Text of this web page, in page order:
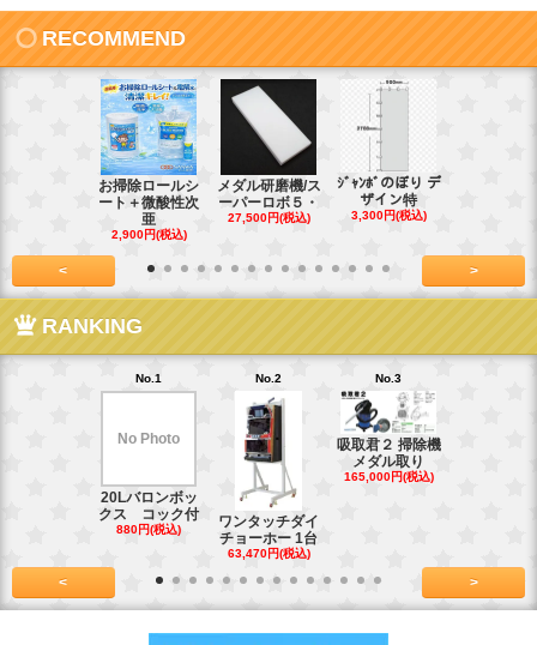
RECOMMEND
お掃除ロールシ
ート＋微酸性次
亜
2,900円(税込)
メダル研磨機/ス
ーパーロボ５・
27,500円(税込)
ｼﾞｬﾝﾎﾞのぼり デ
ザイン特
3,300円(税込)
< >
RANKING
No.1
No Photo
20Lバロンボッ
クス コック付
880円(税込)
No.2
ワンタッチダイ
チョーホー 1台
63,470円(税込)
No.3
吸取君２ 掃除機
メダル取り
165,000円(税込)
< >